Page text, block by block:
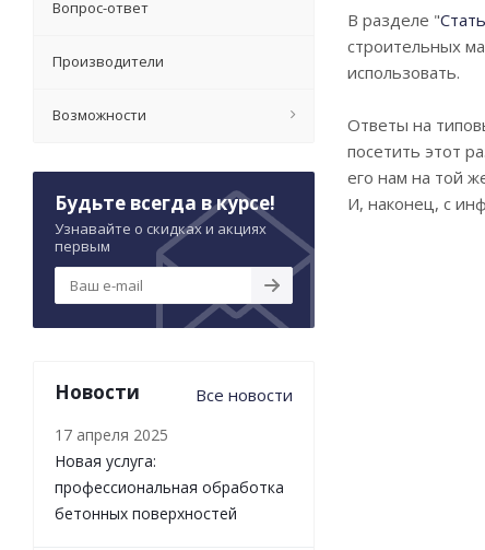
В разделе "
строительных
использовать.
Ответы на
посетить этот
его нам на той
И, наконец, с
Вопрос-ответ
Производители
Возможности
Будьте всегда в курсе!
Узнавайте о скидках и акциях
первым
Новости Все новости
17 апреля 2025
Новая услуга:
профессиональная обработка
бетонных поверхностей